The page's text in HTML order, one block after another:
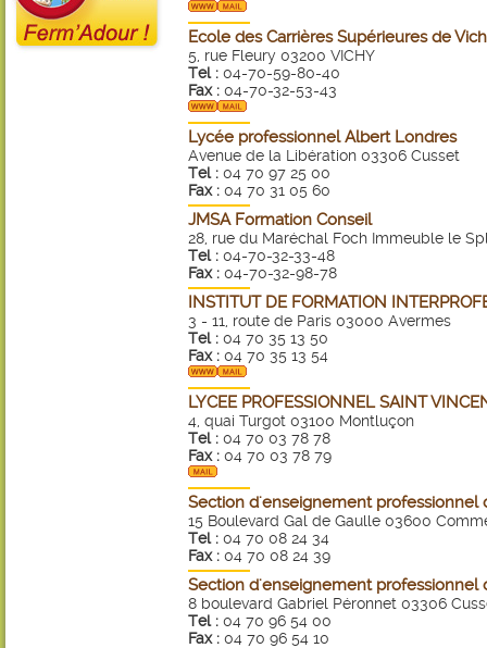
Ecole des Carrières Supérieures de
5, rue Fleury 03200 VICHY
Tel : 04-70-59-80-40
Fax : 04-70-32-53-43
Lycée professionnel Albert Londres
Avenue de la Libération 03306 Cusset
Tel : 04 70 97 25 00
Fax : 04 70 31 05 60
JMSA Formation Conseil
28, rue du Maréchal Foch Immeuble le
Tel : 04-70-32-33-48
Fax : 04-70-32-98-78
INSTITUT DE FORMATION
3 - 11, route de Paris 03000 Avermes
Tel : 04 70 35 13 50
Fax : 04 70 35 13 54
LYCEE PROFESSIONNEL SAINT
4, quai Turgot 03100 Montluçon
Tel : 04 70 03 78 78
Fax : 04 70 03 78 79
Section d'enseignement professionnel
15 Boulevard Gal de Gaulle 03600
Tel : 04 70 08 24 34
Fax : 04 70 08 24 39
Section d'enseignement professionnel
8 boulevard Gabriel Péronnet 03306
Tel : 04 70 96 54 00
Fax : 04 70 96 54 10